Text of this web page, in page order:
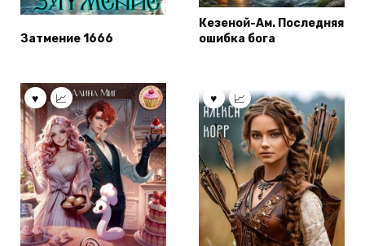
Затмение 1666
Кезеной-Ам. Последняя
ошибка бога